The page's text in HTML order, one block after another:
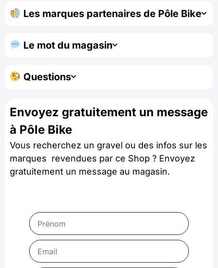
Les marques partenaires de Pôle Bike
Le mot du magasin
Questions
Envoyez gratuitement un message
à Pôle Bike
Vous recherchez un gravel ou des infos sur les
marques revendues par ce Shop ? Envoyez
gratuitement un message au magasin.